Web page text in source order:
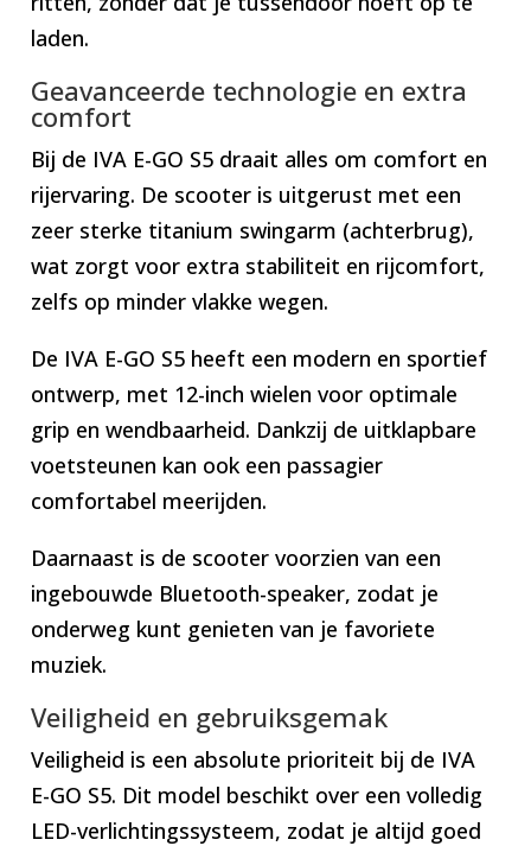
laden.
Geavanceerde technologie en extra
comfort
Bij de IVA E-GO S5 draait alles om comfort en
rijervaring. De scooter is uitgerust met een
zeer sterke titanium swingarm (achterbrug),
wat zorgt voor extra stabiliteit en rijcomfort,
zelfs op minder vlakke wegen.
De IVA E-GO S5 heeft een modern en sportief
ontwerp, met 12-inch wielen voor optimale
grip en wendbaarheid. Dankzij de uitklapbare
voetsteunen kan ook een passagier
comfortabel meerijden.
Daarnaast is de scooter voorzien van een
ingebouwde Bluetooth-speaker, zodat je
onderweg kunt genieten van je favoriete
muziek.
Veiligheid en gebruiksgemak
Veiligheid is een absolute prioriteit bij de IVA
E-GO S5. Dit model beschikt over een volledig
LED-verlichtingssysteem, zodat je altijd goed